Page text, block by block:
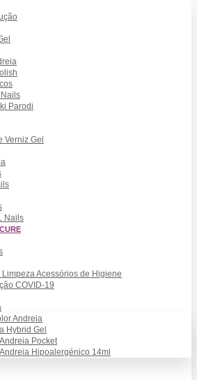
Parodi
Verniz Gel
Nails
Acessórios de Higiene
COVID-19
Andreia
Hybrid Gel
Pocket
Hipoalergénico 14ml